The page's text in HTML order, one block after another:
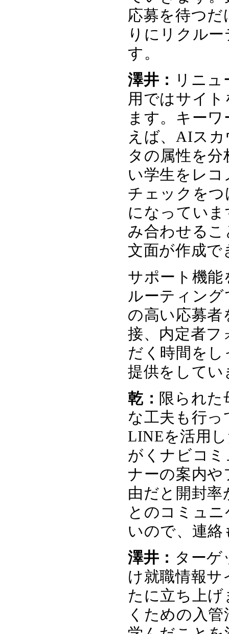
応募を待つ
りにリクル
す。
澤井：
リニ
用ではサイ
ます。キー
えば、AIス
タの属性を
い学生をレ
チェックを
になってい
み合わせる
文面が作成で
サポート機
ルーティン
の高い応募者
接、内定者フ
だく時間を
提供をして
乾： 限られた
な工夫も行
LINEを活用
がくナビコ
ナーの案内
由だと開封
とのコミュ
いので、連
澤井： ターゲ
け就職情報サ
たに立ち上げ
くための入